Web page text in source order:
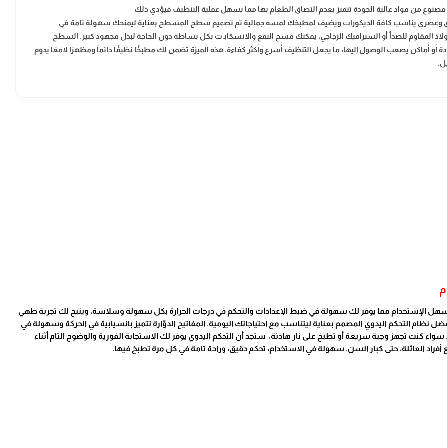
مصنوع من مواد عالية الجودة تتميز بعدم التصاق الطعام بها مما يسهل عملية التنظيف فيؤدي ذلك
وعصرى يناسب كافة الديكورات ويضيف لمطبخك لمسه جمالية تم تصميم سطح المسطح بعناية ليمنحك سهولة تامة في
المقاوم للصدأ أو السيراميك الزجاجي، يمكنك مسح البقع والانسكابات بكل بساطة دون الحاجة لبذل مجهود كبير. السطح
أو أماكن يصعب الوصول إليها، ما يجعل التنظيف أسرع وأكثر كفاءة. هذه الميزة تضمن لك مطبخًا نظيفًا دائماً ومظهرًا لامعًا يدوم
سهل الإستحدام مما يوفر لك سهولة في ضبط الإعدادات والتحكم في درجات الحرارة بكل سهولة وسلاسة، ويتيح لك تجربة طهي
التحكم اليدوي المصمم بعناية ليتناسب مع احتياجاتك اليومية. المفاتيح الدوّارة تتميز بانسيابية في الحركة وسهولة في
كنت تجهز وجبة سريعة أو تطبخ على نار هادئة، ستجد أن التحكم اليدوي يوفر لك الاستجابة الفورية والوضوح التام أثناء
العائلة، حتى كبار السن. سهولة في الاستخدام، تحكم دقيق، وراحة تامة في كل مرة تطبخ فيها.